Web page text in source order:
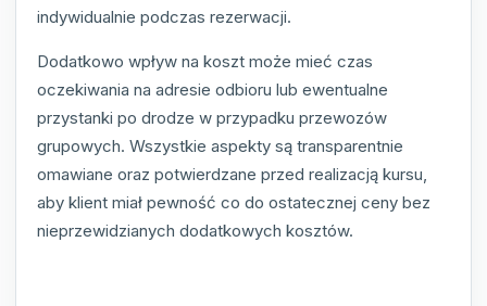
indywidualnie podczas rezerwacji.
Dodatkowo wpływ na koszt może mieć czas
oczekiwania na adresie odbioru lub ewentualne
przystanki po drodze w przypadku przewozów
grupowych. Wszystkie aspekty są transparentnie
omawiane oraz potwierdzane przed realizacją kursu,
aby klient miał pewność co do ostatecznej ceny bez
nieprzewidzianych dodatkowych kosztów.